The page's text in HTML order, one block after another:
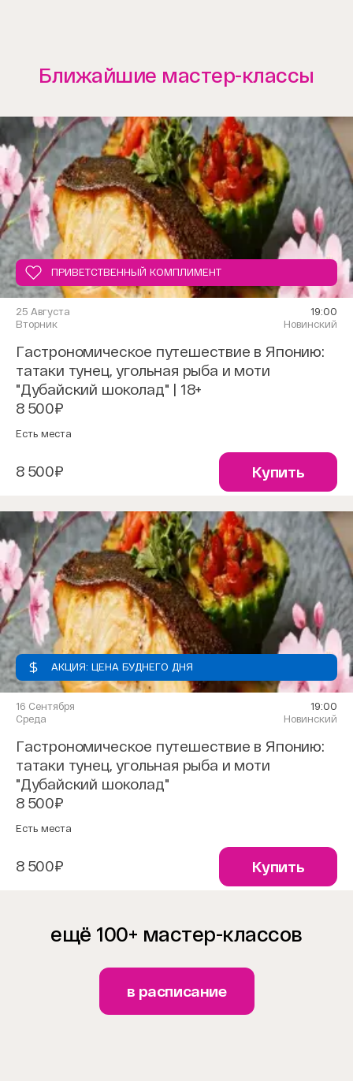
Ближайшие мастер-классы
ПРИВЕТСТВЕННЫЙ КОМПЛИМЕНТ
25 Августа
Вторник
19:00
Новинский
Гастрономическое путешествие в Японию:
татаки тунец, угольная рыба и моти
"Дубайский шоколад" | 18+
8 500₽
Есть места
8 500₽ Купить
АКЦИЯ: ЦЕНА БУДНЕГО ДНЯ
16 Сентября
Среда
19:00
Новинский
Гастрономическое путешествие в Японию:
татаки тунец, угольная рыба и моти
"Дубайский шоколад"
8 500₽
Есть места
8 500₽ Купить
ещё 100+ мастер-классов
в расписание